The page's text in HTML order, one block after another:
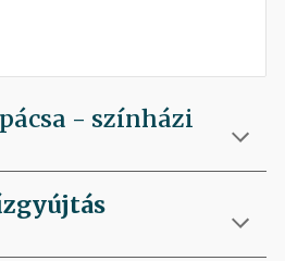
- színházi